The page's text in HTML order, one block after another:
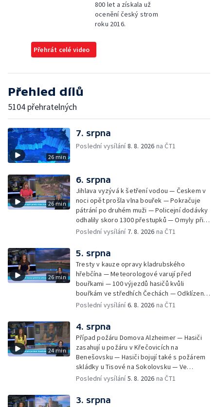
800 let a získala už
ocenění český strom
roku 2016.
Přehrát celé video
Přehled dílů
5104 přehratelných
26 min
7. srpna
Poslední vysílání8. 8. 2026 na ČT1
26 min
6. srpna
Jihlava vyzývá k šetření vodou — Českem v
noci opět prošla vlna bouřek — Pokračuje
pátrání po druhém muži — Policejní dodávky
odhalily skoro 1300 přestupků — Omyly při
nouzovém volání o pomoc — Hradec Králové
rekord v hromadném seskoku parašutistů —
Chovné rybníky na Českolipsku pustoší
vydry — Instalace nové sochy v Mariánských
Lázních — Sedmiletý trest za dotační
podvod s projektem Technologického parku
v Písku — Dětský tábor na Brutal Assault —
Turistická trasa Svatojánské proudy zůstává
— Cestování za pozorováním noční oblohy
Poslední vysílání 7. 8. 2026 na ČT1
26 min
5. srpna
Tresty v kauze opravy kladrubského
hřebčína — Meteorologové varují před
bouřkami — 100 výjezdů hasičů kvůli
bouřkám ve středhích Čechách — Odklízení
škod po bouřkách — Hasiči likvidovali
Václavském náměstí — Necelý kilometr řeky
Otavy u šumavského Annína je téměř bez
vody — Pátrání po dvou mužích na jezeře
Most — Tábor pro děti odsouzených — Tábor
pomáhá dětem orientovat se na trhu práce
— Začal festival Brutal Assault — Cyklysta
spadl v Karlvoych Varech do řeky —
pastí na hmyz se chytají ptáci
Poslední vysílání6. 8. 2026 na ČT1
24 min
4. srpna
Případ požáru Domova Alzheimer — Hasiči
zasahují u požáru v Křečovicích na
Benešovsku — Hasiči bojují také s požárem
skládky u Tisové na Sokolovsku — Ve
Strážnici na Hodonínsku padl další teplotní
zřítil strop — Požár lesa u šumavských
Poslední vysílání5. 8. 2026 na ČT1
3. srpna